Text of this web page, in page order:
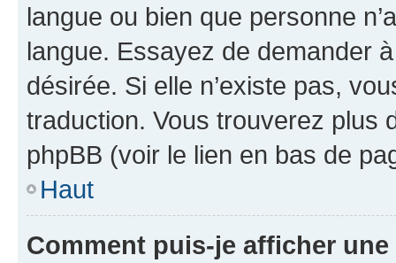
langue ou bien que personne
langue. Essayez de demander
désirée. Si elle n’existe pas,
traduction. Vous trouverez plus
phpBB (voir le lien en bas de
Haut
Comment puis-je afficher